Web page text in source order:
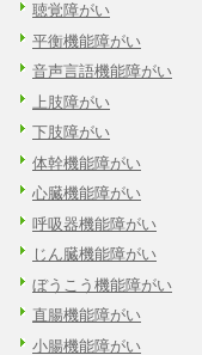
聴覚障がい
平衡機能障がい
音声言語機能障がい
上肢障がい
下肢障がい
体幹機能障がい
心臓機能障がい
呼吸器機能障がい
じん臓機能障がい
ぼうこう機能障がい
直腸機能障がい
小腸機能障がい